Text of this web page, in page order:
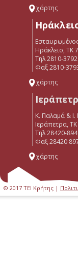
χάρτης
Ηράκλειο, ΤΚ
Τηλ 2810-
Φαξ 2810-
χάρτης
Κ. Παλαμά & Ι.
Ιεράπετρα,
Tηλ 28420-
Φαξ 28420
χάρτης
© 2017 ΤΕΙ Κρήτης |